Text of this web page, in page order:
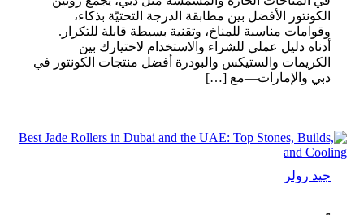
الكونتور الأفضل بين مطابقة الدرجة التحتيّة بذكاء،
وقوامات مناسبة للمناخ، وتقنية بسيطة قابلة للتكرار.
أدناه دليل عملي للشراء والاستخدام لاختيارك بين
الكريمات والستيكس والبودرة أفضل منتجات الكونتور في
دبي والإمارات—مع […]
جيد رولر